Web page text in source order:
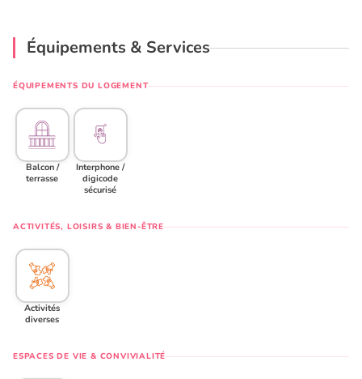
Équipements & Services
ÉQUIPEMENTS DU LOGEMENT
Balcon /
terrasse
Interphone /
digicode
sécurisé
ACTIVITÉS, LOISIRS & BIEN-ÊTRE
Activités
diverses
ESPACES DE VIE & CONVIVIALITÉ